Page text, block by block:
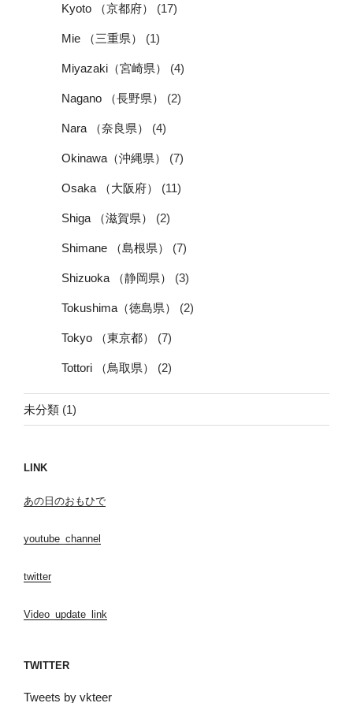
Kyoto （京都府） (17)
Mie （三重県） (1)
Miyazaki（宮崎県） (4)
Nagano （長野県） (2)
Nara （奈良県） (4)
Okinawa（沖縄県） (7)
Osaka （大阪府） (11)
Shiga （滋賀県） (2)
Shimane （島根県） (7)
Shizuoka （静岡県） (3)
Tokushima（徳島県） (2)
Tokyo （東京都） (7)
Tottori （鳥取県） (2)
未分類 (1)
LINK
あの日のおもひで
youtube_channel
twitter
Video_update_link
TWITTER
Tweets by vkteer